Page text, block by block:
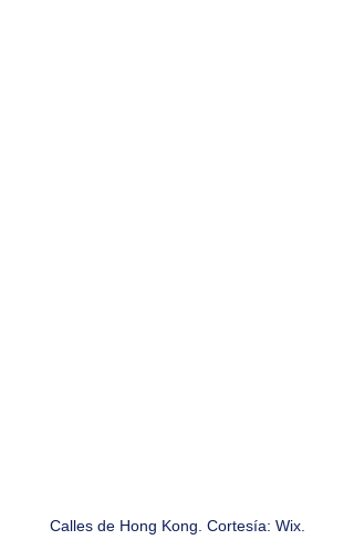
Calles de Hong Kong. Cortesía: Wix.